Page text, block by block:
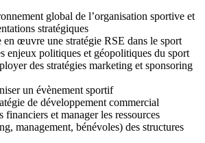
global de l’organisation sportive et
stratégiques
œuvre une stratégie RSE dans le sport
enjeux politiques et géopolitiques du sport
des stratégies marketing et sponsoring
un évènement sportif
de développement commercial
financiers et manager les ressources
management, bénévoles) des structures